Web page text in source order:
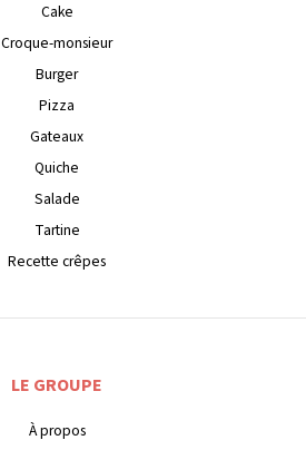
Cake
Croque-monsieur
Burger
Pizza
Gateaux
Quiche
Salade
Tartine
Recette crêpes
LE GROUPE
À propos